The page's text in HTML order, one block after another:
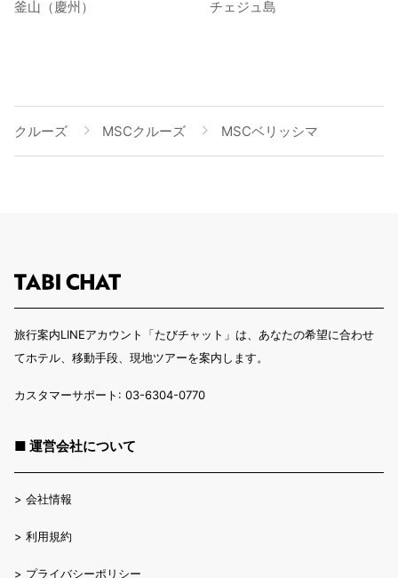
釜山（慶州） チェジュ島
クルーズ MSCクルーズ MSCベリッシマ
旅行案内LINEアカウント「たびチャット」は、あなたの希望に合わせ
てホテル、移動手段、現地ツアーを案内します。
カスタマーサポート: 03-6304-0770
■ 運営会社について
> 会社情報
> 利用規約
> プライバシーポリシー